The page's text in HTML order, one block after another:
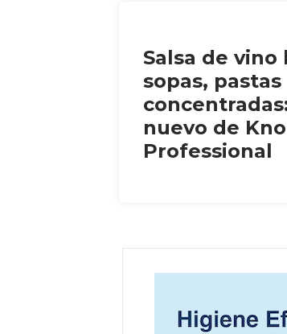
Salsa de vino
sopas, pastas
nuevo de
Professional